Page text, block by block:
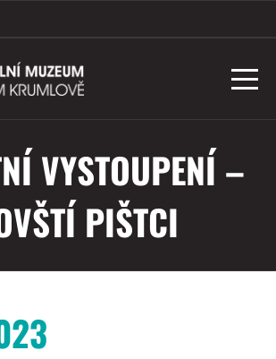
VYSTOUPENÍ –
PIŠTCI